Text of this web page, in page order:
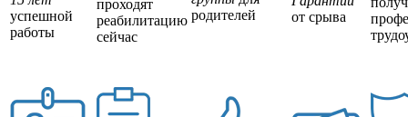
успешной
работы
проходят
реабилитацию
сейчас
родителей
от срыва